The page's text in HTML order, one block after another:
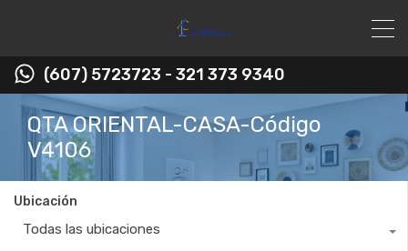
(607) 5723723 - 321 373 9340
QTA ORIENTAL-CASA-Código
V4106
Ubicación
Todas las ubicaciones